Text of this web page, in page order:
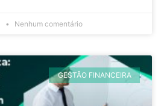
Nenhum comentário
GESTÃO FINANCEIRA